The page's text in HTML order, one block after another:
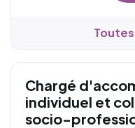
Chargé
individuel et
socio-